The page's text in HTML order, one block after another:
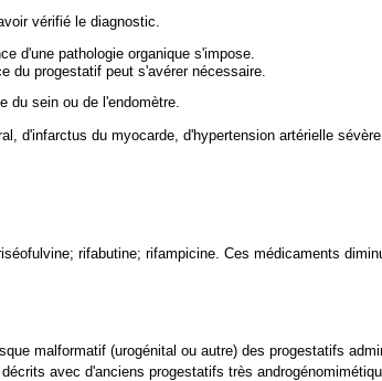
vérifié le diagnostic.
d'une pathologie organique s'impose.
du progestatif peut s'avérer nécessaire.
du sein ou de l'endomètre.
d'infarctus du myocarde, d'hypertension artérielle sévère
rifabutine; rifampicine. Ces médicaments
malformatif (urogénital ou autre) des progestatifs
avec d'anciens progestatifs très